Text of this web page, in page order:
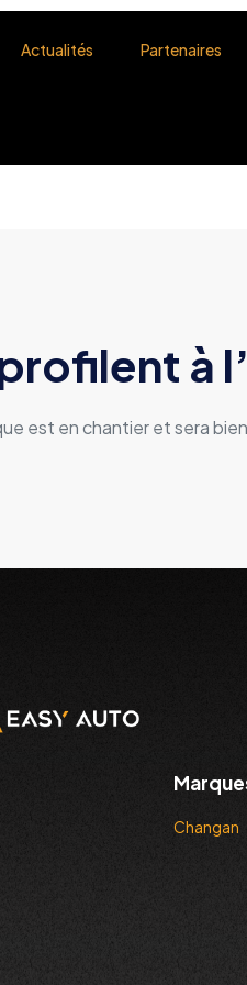
Actualités Partenaires
à
est en chantier et sera
Changan